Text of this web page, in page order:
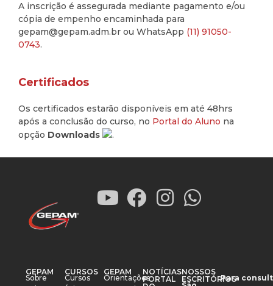
A inscrição é assegurada mediante pagamento e/ou
cópia de empenho encaminhada para
gepam@gepam.adm.br ou WhatsApp (11) 91050-
0743.
Certificados
Os certificados estarão disponíveis em até 48hrs
após a conclusão do curso, no Portal do Aluno na
opção Downloads .
GEPAM
Sobre
CURSOS
Cursos
GEPAM
Orientações
NOTÍCIAS
PORTAL
NOSSOS
ESCRITÓRIOS
Para